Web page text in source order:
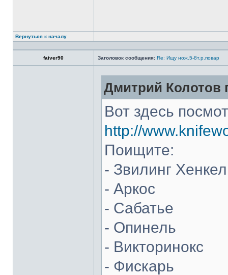
Вернуться к началу
faiver90 Заголовок сообщения: Re: Ищу нож.5-8т.р.повар
Дмитрий Колотов
Вот здесь
http://
Поищите:
- Звилинг
- Аркос
- Сабатье
- Опинель
- Викторинокс
- Фискарь